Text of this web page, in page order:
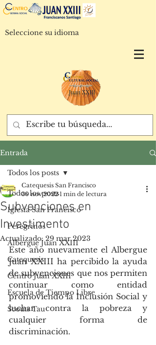
Seleccione su idioma
Entrada
Todos los posts
Iglesia San Francisco
Peregrinos
Albergue Juan XXIII
Catequesis
Centro Juan XXIII
Escuela de Tiempo Libre
Scouts Tau
Todos los posts
Subvenciones en
Investimento
Catequesis San Francisco
30 nov 2022 1 min de lectura
Actualizado: 29 mar 2023
Este año nuevamente el Albergue
Juan XXIII ha percibido la ayuda
de subvenciones que nos permiten
continuar como entidad
promoviendo la Inclusión Social y
luchar contra la pobreza y
cualquier forma de
discriminación.